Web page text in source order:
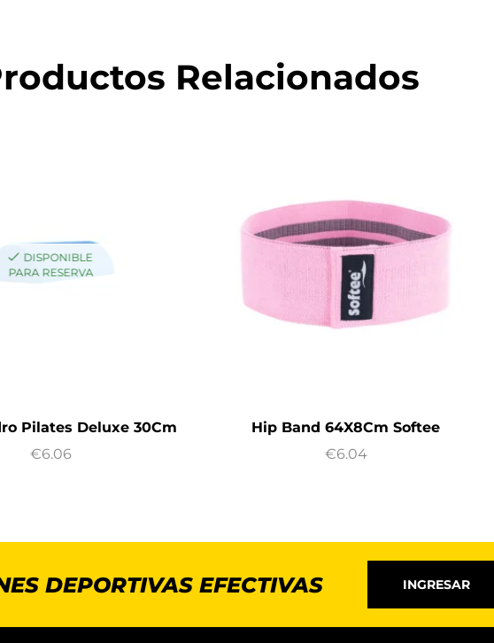
Relacionados
DISPONIBLE
PARA RESERVA
Pilates Deluxe 30Cm
€6.06
Hip Band 64X8Cm Softee
€6.04
DEPORTIVAS EFECTIVAS INGRESAR